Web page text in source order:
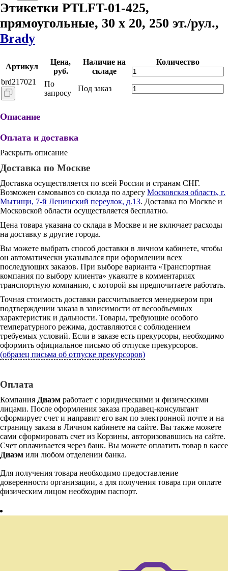
Этикетки PTLFT-01-425,
прямоугольные, 30 х 20, 250 эт./рул.,
Brady
Артикул
Цена,
руб.
Наличие на
складе
Количество
brd217021
По
запросу
Под заказ
Описание
Оплата и доставка
Раскрыть описание
Доставка по Москве
Доставка осуществляется по всей России и странам СНГ.
Возможен самовывоз со склада по адресу Московская область, г.
Мытищи, 7-й Ленинский переулок, д.13. Доставка по Москве и
Московской области осуществляется бесплатно.
Цена товара указана со склада в Москве и не включает расходы
на доставку в другие города.
Вы можете выбрать способ доставки в личном кабинете, чтобы
он автоматически указывался при оформлении всех
последующих заказов. При выборе варианта «Транспортная
компания по выбору клиента» укажите в комментариях
транспортную компанию, с которой вы предпочитаете работать.
Точная стоимость доставки рассчитывается менеджером при
подтверждении заказа в зависимости от весообъемных
характеристик и дальности. Товары, требующие особого
температурного режима, доставляются с соблюдением
требуемых условий. Если в заказе есть прекурсоры, необходимо
оформить официальное письмо об отпуске прекурсоров.
(образец письма об отпуске прекурсоров)
Оплата
Компания Диаэм работает с юридическими и физическими
лицами. После оформления заказа продавец-консультант
сформирует счет и направит его вам по электронной почте и на
страницу заказа в Личном кабинете на сайте. Вы также можете
сами сформировать счет из Корзины, авторизовавшись на сайте.
Счет оплачивается через банк. Вы можете оплатить товар в кассе
Диаэм или любом отделении банка.
Для получения товара необходимо предоставление
доверенности организации, а для получения товара при оплате
физическим лицом необходим паспорт.